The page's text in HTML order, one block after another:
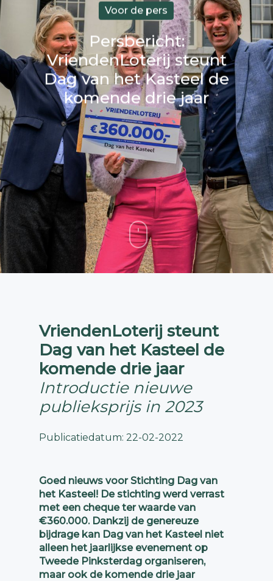
Voor de pers
Persbericht:
VriendenLoterij steunt
Dag van het Kasteel de
komende drie jaar
VriendenLoterij steunt
Dag van het Kasteel de
komende drie jaar
Introductie nieuwe
publieksprijs in 2023
Publicatiedatum: 22-02-2022
Goed nieuws voor Stichting Dag van
het Kasteel! De stichting werd verrast
met een cheque ter waarde van
€360.000. Dankzij de genereuze
bijdrage kan Dag van het Kasteel niet
alleen het jaarlijkse evenement op
Tweede Pinksterdag organiseren,
maar ook de komende drie jaar